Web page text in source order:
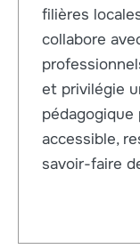
filières
collabore
et privilégie
pédagogique
accessible,
savoir-faire